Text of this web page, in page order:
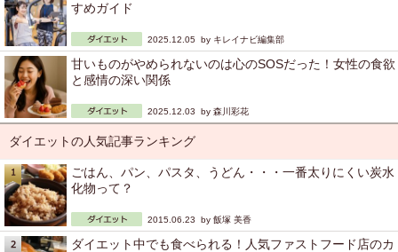
すめガイド
2025.12.05 by キレイナビ編集部
甘いものがやめられないのは心のSOSだった！女性の食欲
と感情の深い関係
2025.12.03 by 森川彩花
ダイエットの人気記事ランキング
ごはん、パン、パスタ、うどん・・・一番太りにくい炭水
化物って？
2015.06.23 by 飯塚 美香
ダイエット中でも食べられる！人気ファストフード店のカ